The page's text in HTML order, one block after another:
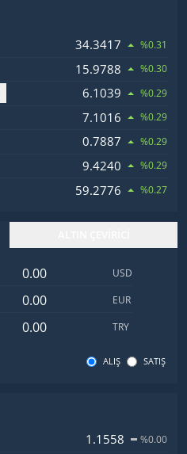
34.3417 %0.31
15.9788 %0.30
6.1039 %0.29
7.1016 %0.29
0.7887 %0.29
9.4240 %0.29
59.2776 %0.27
Dolar değeri USD
Euro değeri EUR
Türk Lirası değeri
TRY
ALIŞ SATIŞ
1.1558 %0.00